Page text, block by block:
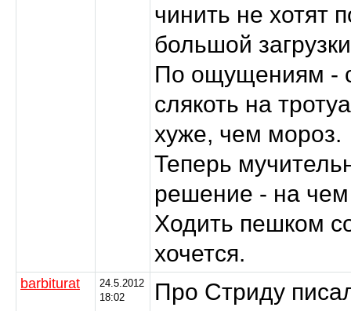
чинить не хотят
большой
По ощущениям -
слякоть на
хуже, чем мороз.
Теперь
решение - на
Ходить пешком
хочется.
barbiturat
24.5.2012
18:02
Про Стриду